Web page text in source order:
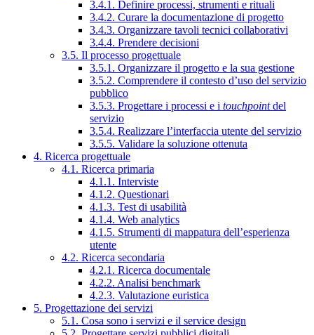
3.4.1. Definire processi, strumenti e rituali
3.4.2. Curare la documentazione di progetto
3.4.3. Organizzare tavoli tecnici collaborativi
3.4.4. Prendere decisioni
3.5. Il processo progettuale
3.5.1. Organizzare il progetto e la sua gestione
3.5.2. Comprendere il contesto d’uso del servizio
pubblico
3.5.3. Progettare i processi e i touchpointdel
servizio
3.5.4. Realizzare l’interfaccia utente del servizio
3.5.5. Validare la soluzione ottenuta
4. Ricerca progettuale
4.1. Ricerca primaria
4.1.1. Interviste
4.1.2. Questionari
4.1.3. Test di usabilità
4.1.4. Web analytics
4.1.5. Strumenti di mappatura dell’esperienza
utente
4.2. Ricerca secondaria
4.2.1. Ricerca documentale
4.2.2. Analisi benchmark
4.2.3. Valutazione euristica
5. Progettazione dei servizi
5.1. Cosa sono i servizi e il service design